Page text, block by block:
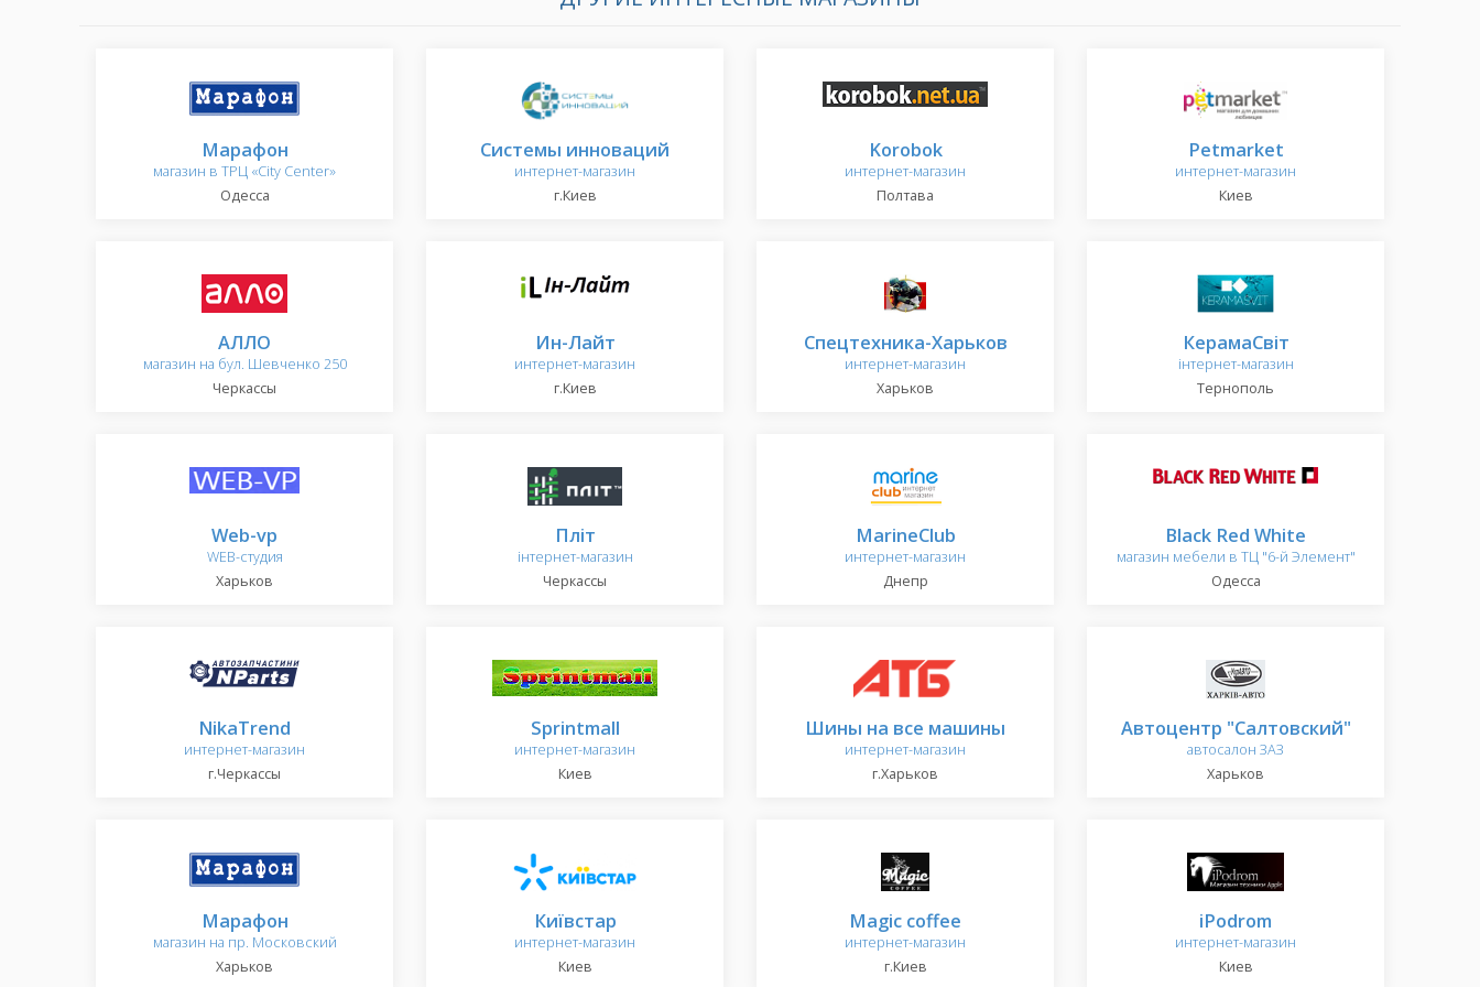
Марафон
магазин в ТРЦ «City Center»
Одесса
Системы инноваций
интернет-магазин
г.Киев
Korobok
интернет-магазин
Полтава
Petmarket
интернет-магазин
Киев
АЛЛО
магазин на бул. Шевченко 250
Черкассы
Ин-Лайт
интернет-магазин
г.Киев
Спецтехника-Харьков
интернет-магазин
Харьков
КерамаСвіт
інтернет-магазин
Тернополь
Web-vp
WEB-студия
Харьков
Пліт
інтернет-магазин
Черкассы
MarineClub
интернет-магазин
Днепр
Black Red White
магазин мебели в ТЦ "6-й Элемент"
Одесса
NikaTrend
интернет-магазин
г.Черкассы
Sprintmall
интернет-магазин
Киев
Шины на все машины
интернет-магазин
г.Харьков
Автоцентр "Салтовский"
автосалон ЗАЗ
Харьков
Марафон
магазин на пр. Московский
Харьков
Київстар
интернет-магазин
Киев
Magic coffee
интернет-магазин
г.Киев
iPodrom
интернет-магазин
Киев